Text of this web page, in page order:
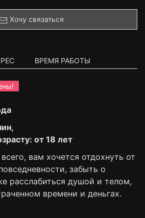
Хочу связаться
ВРЕМЯ РАБОТЫ
от 18 лет
вам хочется отдохнуть от
забыть о
расслабиться душой и телом,
времени и деньгах.